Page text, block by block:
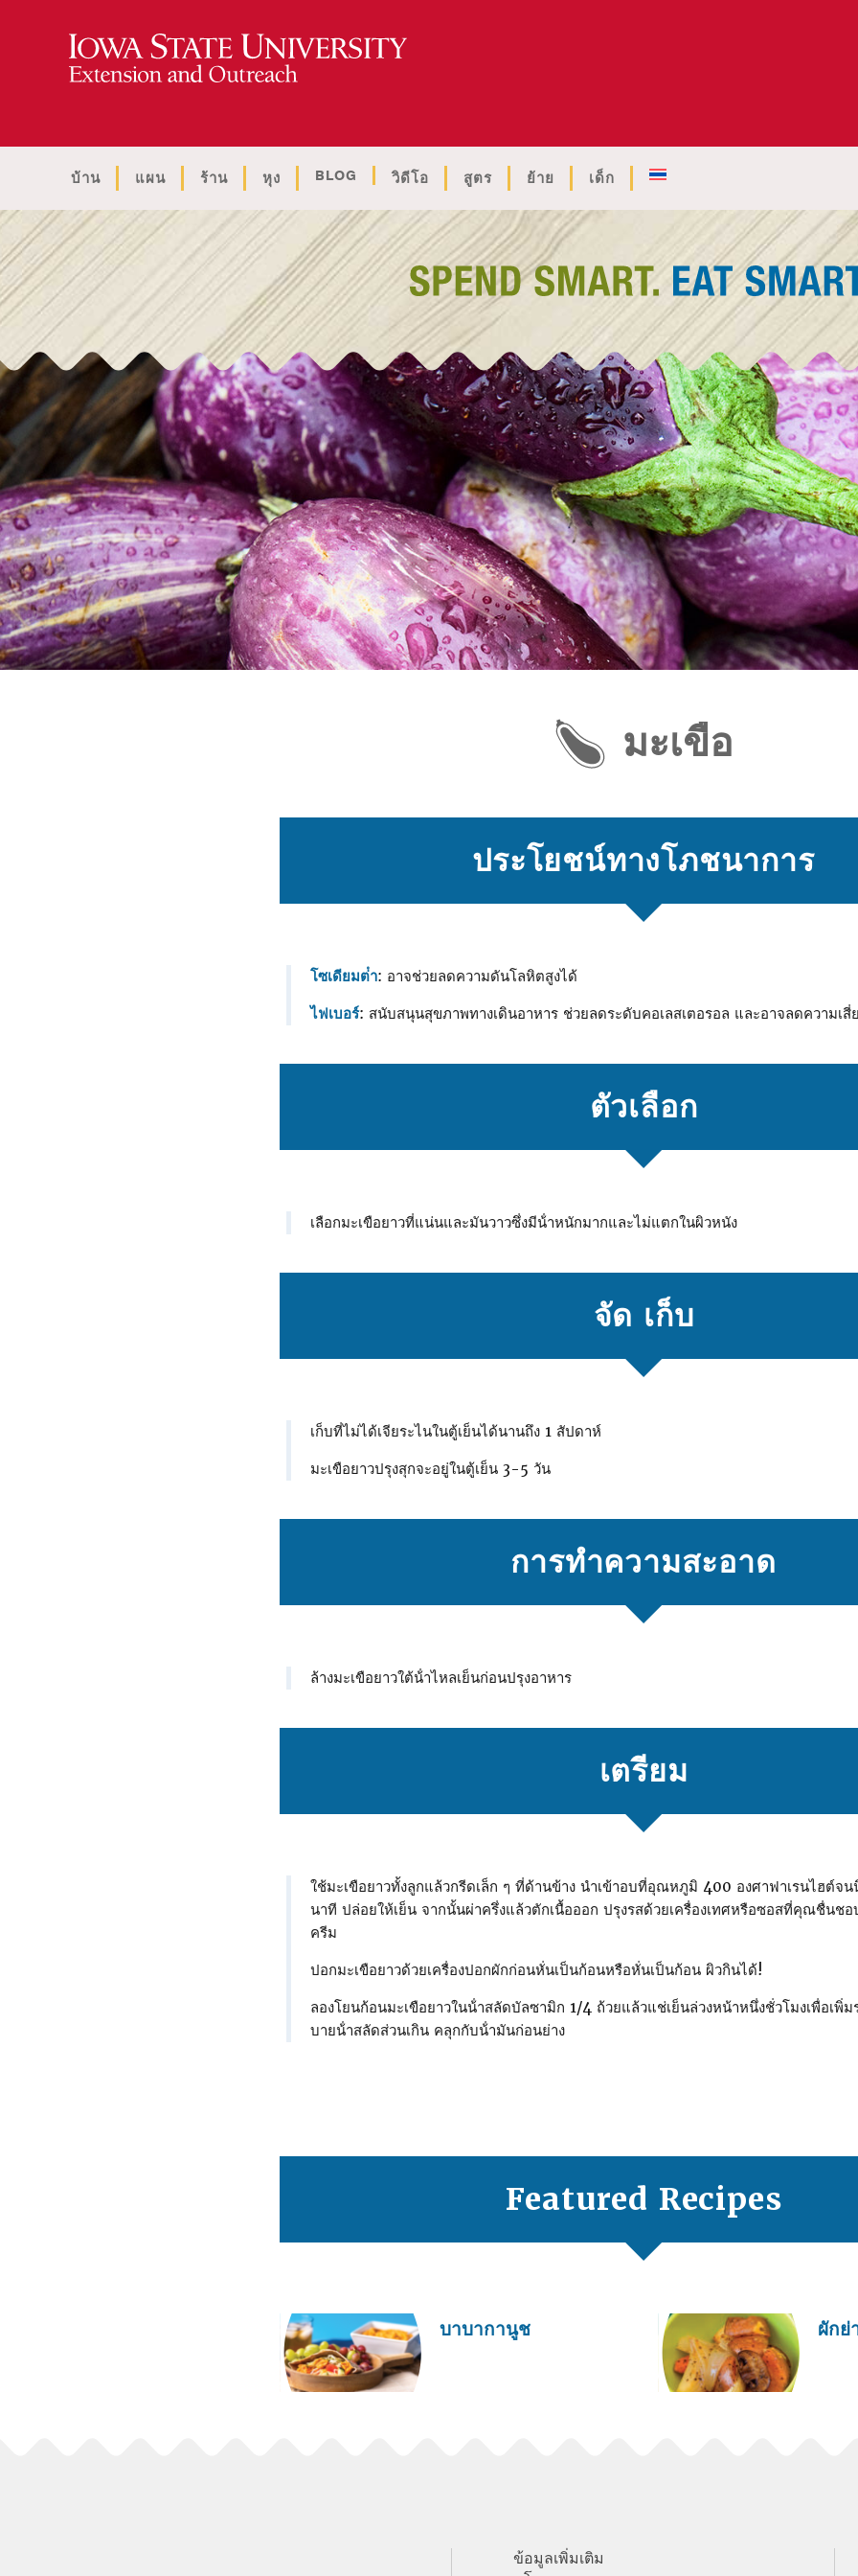
บ้าน แผน ร้าน หุง BLOG วิดีโอ สูตร ย้าย เด็ก
มะเขือ
ประโยชน์ทางโภชนาการ
โซเดียมต่ํา: อาจช่วยลดความดันโลหิตสูงได้
ไฟเบอร์: สนับสนุนสุขภาพทางเดินอาหาร ช่วยลดระดับคอเลสเตอรอล และอาจลดความเสี่
ตัวเลือก
เลือกมะเขือยาวที่แน่นและมันวาวซึ่งมีน้ําหนักมากและไม่แตกในผิวหนัง
จัด เก็บ
เก็บที่ไม่ได้เจียระไนในตู้เย็นได้นานถึง 1 สัปดาห์
มะเขือยาวปรุงสุกจะอยู่ในตู้เย็น 3-5 วัน
การทําความสะอาด
ล้างมะเขือยาวใต้น้ําไหลเย็นก่อนปรุงอาหาร
เตรียม
ใช้มะเขือยาวทั้งลูกแล้วกรีดเล็ก ๆ ที่ด้านข้าง นําเข้าอบที่อุณหภูมิ 400 องศาฟาเรนไฮต์
นาที ปล่อยให้เย็น จากนั้นผ่าครึ่งแล้วตักเนื้อออก ปรุงรสด้วยเครื่องเทศหรือซอสที่คุณชื่นชอ
ครีม
ปอกมะเขือยาวด้วยเครื่องปอกผักก่อนหั่นเป็นก้อนหรือหั่นเป็นก้อน ผิวกินได้!
ลองโยนก้อนมะเขือยาวในน้ําสลัดบัลซามิก 1/4 ถ้วยแล้วแช่เย็นล่วงหน้าหนึ่งชั่วโมงเพื่อเพิ่
บายน้ําสลัดส่วนเกิน คลุกกับน้ํามันก่อนย่าง
Featured Recipes
บาบากานูช ผักย่
ข้อมูลเพิ่มเติม